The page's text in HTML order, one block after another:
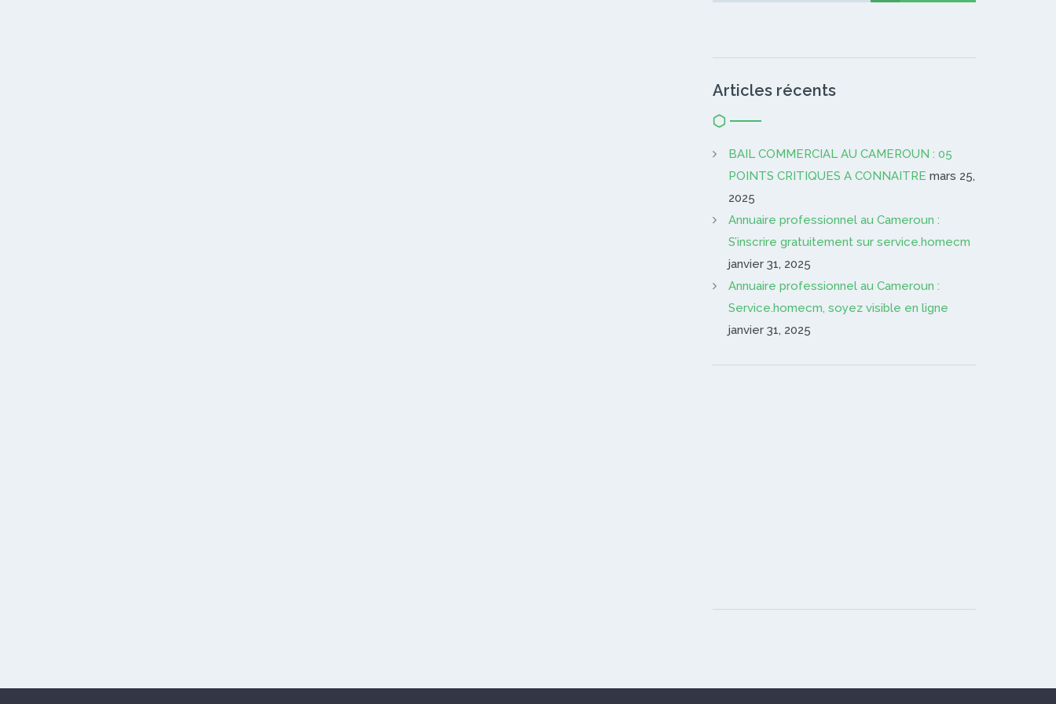
Articles récents
BAIL COMMERCIAL AU CAMEROUN : 05
POINTS CRITIQUES A CONNAITRE mars 25,
2025
Annuaire professionnel au Cameroun :
S’inscrire gratuitement sur service.homecm
janvier 31, 2025
Annuaire professionnel au Cameroun :
Service.homecm, soyez visible en ligne
janvier 31, 2025